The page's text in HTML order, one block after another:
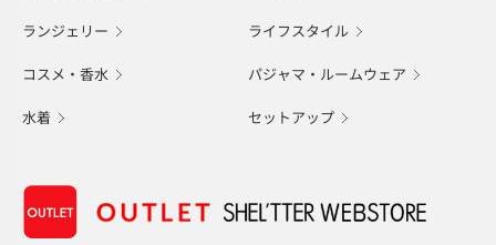
ランジェリー ライフスタイル
コスメ・香水 パジャマ・ルームウェア
水着 セットアップ